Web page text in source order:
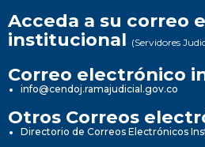
Acceda a su correo
institucional (Servidores
Correo electrónico
info@cendoj.ramajudicial.gov.co
Otros Correos
Directorio de Correos Electrónicos